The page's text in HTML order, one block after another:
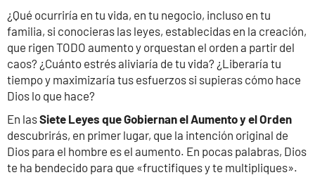
¿Qué ocurriría en tu vida, en tu negocio, incluso en tu
familia, si conocieras las leyes, establecidas en la creación,
que rigen TODO aumento y orquestan el orden a partir del
caos? ¿Cuánto estrés aliviaría de tu vida? ¿Liberaría tu
tiempo y maximizaría tus esfuerzos si supieras cómo hace
Dios lo que hace?
En lasSiete Leyes que Gobiernan el Aumento y el Orden
descubrirás, en primer lugar, que la intención original de
Dios para el hombre es el aumento. En pocas palabras, Dios
te ha bendecido para que «fructifiques y te multipliques».